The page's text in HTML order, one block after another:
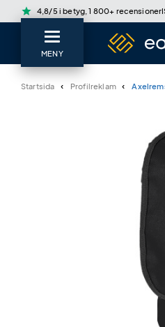
star 4,8/5 i betyg, 1 800+ recensioner
MENY
Startsida Profilreklam